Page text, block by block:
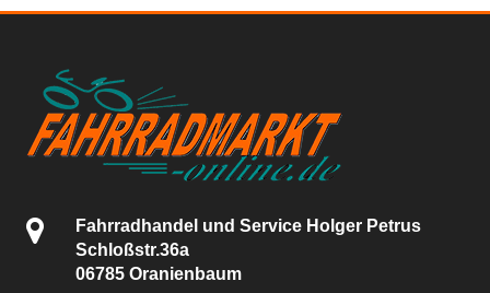
Fahrradhandel und Service Holger Petrus
Schloßstr.36a
06785 Oranienbaum